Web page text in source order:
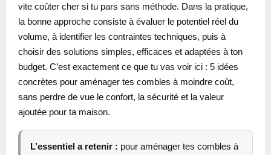
vite coûter cher si tu pars sans méthode. Dans la pratique,
la bonne approche consiste à évaluer le potentiel réel du
volume, à identifier les contraintes techniques, puis à
choisir des solutions simples, efficaces et adaptées à ton
budget. C’est exactement ce que tu vas voir ici : 5 idées
concrètes pour aménager tes combles à moindre coût,
sans perdre de vue le confort, la sécurité et la valeur
ajoutée pour ta maison.
L’essentiel a retenir : pour aménager tes combles à